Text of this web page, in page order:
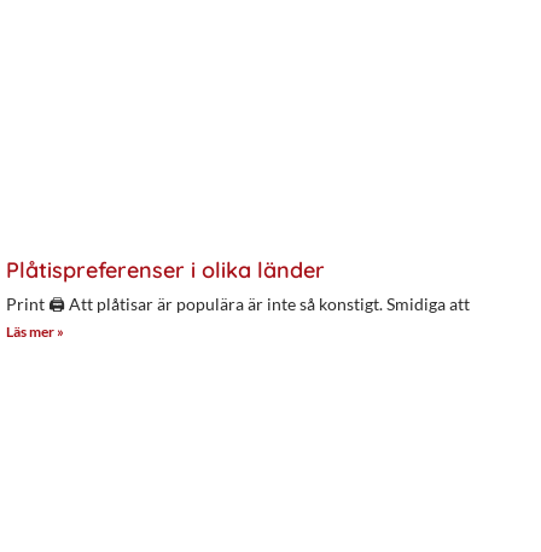
Plåtispreferenser i olika länder
Print 🖨 Att plåtisar är populära är inte så konstigt. Smidiga att
Läs mer »